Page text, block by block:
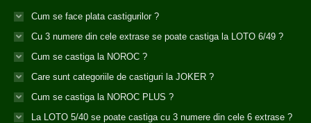
Cum se face plata castigurilor ?
Cu 3 numere din cele extrase se poate castiga la LOTO 6/49 ?
Cum se castiga la NOROC ?
Care sunt categoriile de castiguri la JOKER ?
Cum se castiga la NOROC PLUS ?
La LOTO 5/40 se poate castiga cu 3 numere din cele 6 extrase ?